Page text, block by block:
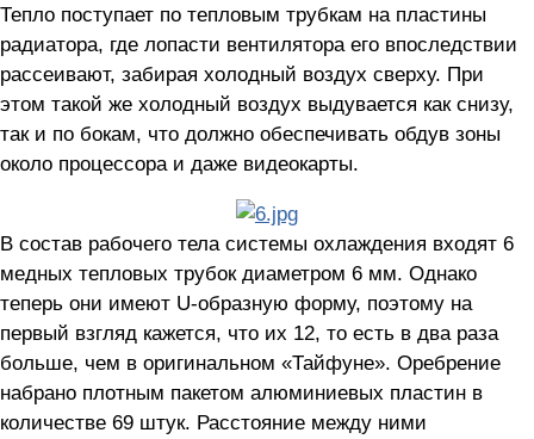
Тепло поступает по тепловым трубкам на пластины
радиатора, где лопасти вентилятора его впоследствии
рассеивают, забирая холодный воздух сверху. При
этом такой же холодный воздух выдувается как снизу,
так и по бокам, что должно обеспечивать обдув зоны
около процессора и даже видеокарты.
В состав рабочего тела системы охлаждения входят 6
медных тепловых трубок диаметром 6 мм. Однако
теперь они имеют U-образную форму, поэтому на
первый взгляд кажется, что их 12, то есть в два раза
больше, чем в оригинальном «Тайфуне». Оребрение
набрано плотным пакетом алюминиевых пластин в
количестве 69 штук. Расстояние между ними